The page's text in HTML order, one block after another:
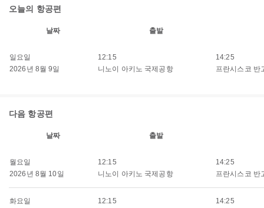
오늘의 항공편
날짜 출발
일요일
2026년 8월 9일
12:15
니노이 아키노 국제공항
14:25
프란시스코 반
다음 항공편
날짜 출발
월요일
2026년 8월 10일
12:15
니노이 아키노 국제공항
14:25
프란시스코 반
화요일
12:15
14:25